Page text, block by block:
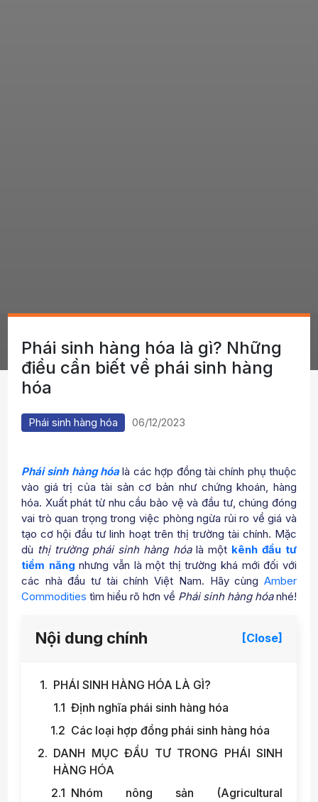
Phái sinh hàng hóa là gì? Những
điều cần biết về phái sinh hàng
hóa
Phái sinh hàng hóa 06/12/2023
Phái sinh hàng hóalà các hợp đồng tài chính phụ thuộc
vào giá trị của tài sản cơ bản như chứng khoán, hàng
hóa. Xuất phát từ nhu cầu bảo vệ và đầu tư, chúng đóng
vai trò quan trọng trong việc phòng ngừa rủi ro về giá và
tạo cơ hội đầu tư linh hoạt trên thị trường tài chính. Mặc
dù thị trường phái sinh hàng hóalà một kênh đầu tư
tiềm năng nhưng vẫn là một thị trường khá mới đối với
các nhà đầu tư tài chính Việt Nam. Hãy cùng Amber
Commodities tìm hiểu rõ hơn về Phái sinh hàng hóanhé!
Nội dung chính [Close]
PHÁI SINH HÀNG HÓA LÀ GÌ?
Định nghĩa phái sinh hàng hóa
Các loại hợp đồng phái sinh hàng hóa
DANH MỤC ĐẦU TƯ TRONG PHÁI SINH
HÀNG HÓA
Nhóm nông sản (Agricultural